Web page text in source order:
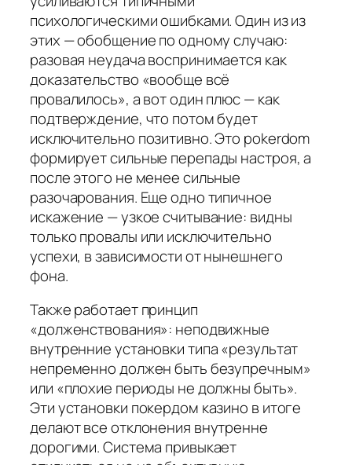
психологическими ошибками. Один из из
этих — обобщение по одному случаю:
разовая неудача воспринимается как
доказательство «вообще всё
провалилось», а вот один плюс — как
подтверждение, что потом будет
исключительно позитивно. Это pokerdom
формирует сильные перепады настроя, а
после этого не менее сильные
разочарования. Еще одно типичное
искажение — узкое считывание: видны
только провалы или исключительно
успехи, в зависимости от нынешнего
фона.
Также работает принцип
«долженствования»: неподвижные
внутренние установки типа «результат
непременно должен быть безупречным»
или «плохие периоды не должны быть».
Эти установки покердом казино в итоге
делают все отклонения внутренне
дорогими. Система привыкает